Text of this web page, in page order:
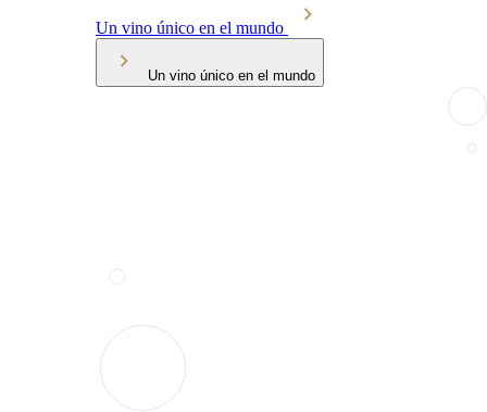
Un vino único en el mundo
Un vino único en el mundo